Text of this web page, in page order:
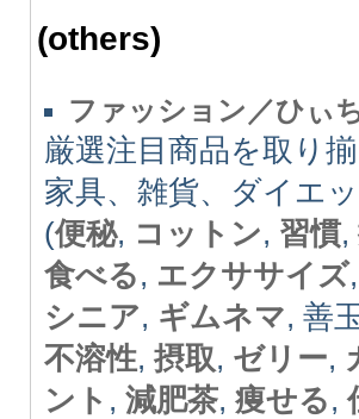
(others)
ファッション／ひぃ
厳選注目商品を取り
家具、雑貨、ダイエ
(便秘, コットン, 習慣,
食べる, エクササイズ
シニア, ギムネマ, 善
不溶性, 摂取, ゼリー,
ント , 減肥茶, 痩せる,